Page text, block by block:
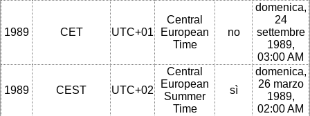
1989 CET UTC+01
Central
European
Time
no
domenica,
24
settembre
1989,
03:00 AM
1989 CEST UTC+02
Central
European
Summer
Time
sì
domenica,
26 marzo
1989,
02:00 AM